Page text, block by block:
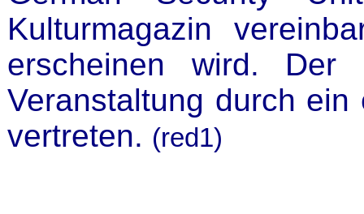
Kulturmagazin
erscheinen wird. Der
Veranstaltung durch ein
vertreten. (red1)